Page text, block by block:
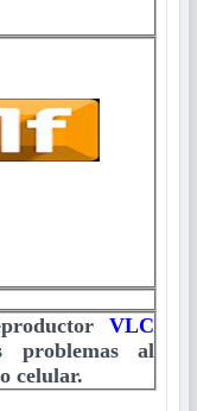
VLC
problemas al
celular.